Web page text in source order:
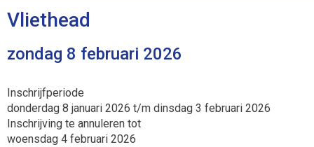
Vliethead
zondag 8 februari 2026
Inschrijfperiode
donderdag 8 januari 2026 t/m dinsdag 3 februari 2026
Inschrijving te annuleren tot
woensdag 4 februari 2026